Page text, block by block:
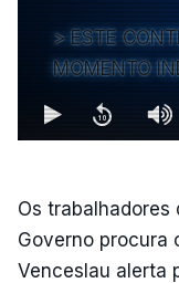
ESTE
MOMENTO
Os trabalhadores
Governo procura
Venceslau alerta